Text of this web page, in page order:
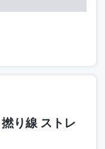
り線 ストレ